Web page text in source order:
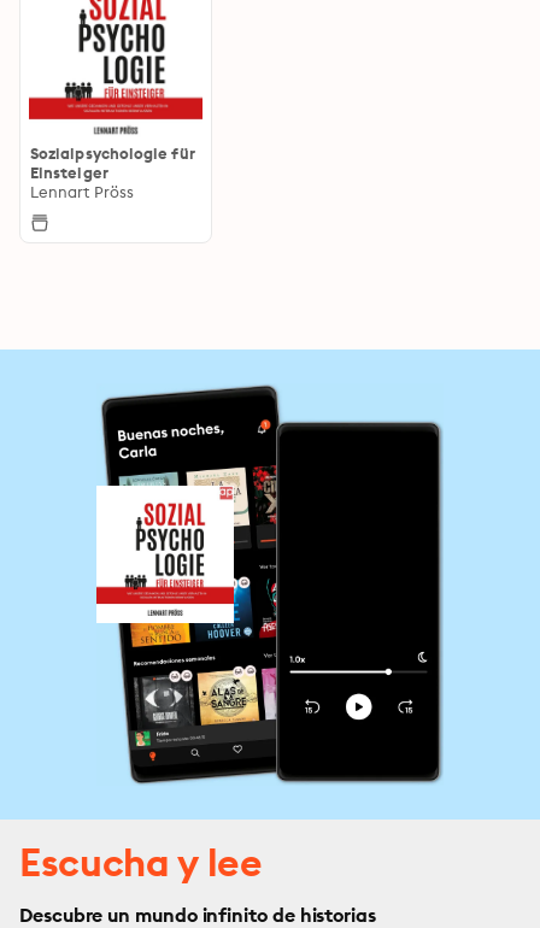
Sozialpsychologie für
Einsteiger
Lennart Pröss
Escucha y lee
Descubre un mundo infinito de historias